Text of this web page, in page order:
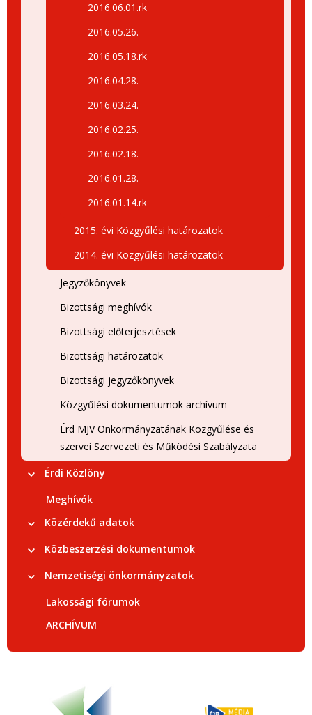
2016.06.01.rk
2016.05.26.
2016.05.18.rk
2016.04.28.
2016.03.24.
2016.02.25.
2016.02.18.
2016.01.28.
2016.01.14.rk
2015. évi Közgyűlési határozatok
2014. évi Közgyűlési határozatok
Jegyzőkönyvek
Bizottsági meghívók
Bizottsági előterjesztések
Bizottsági határozatok
Bizottsági jegyzőkönyvek
Közgyűlési dokumentumok archívum
Érd MJV Önkormányzatának Közgyűlése és
szervei Szervezeti és Működési Szabályzata
Érdi Közlöny
Meghívók
Közérdekű adatok
Közbeszerzési dokumentumok
Nemzetiségi önkormányzatok
Lakossági fórumok
ARCHÍVUM